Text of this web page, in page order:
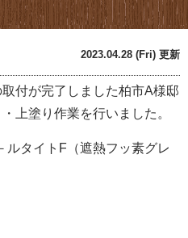
2023.04.28 (Fri) 更新
付が完了しました柏市A様邸
上塗り作業を行いました。
ルタイトF（遮熱フッ素グレ